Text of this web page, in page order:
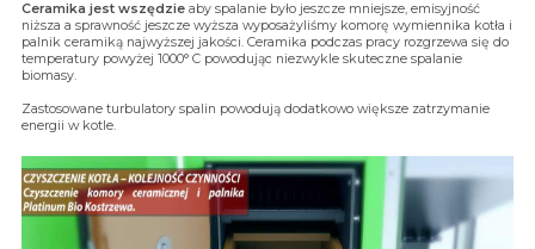
Ceramika jest wszędzie aby spalanie było jeszcze mniejsze, emisyjność
niższa a sprawność jeszcze wyższa wyposażyliśmy komorę wymiennika kotła i
palnik ceramiką najwyższej jakości. Ceramika podczas pracy rozgrzewa się do
temperatury powyżej 1000° C powodując niezwykle skuteczne spalanie
biomasy.
Zastosowane turbulatory spalin powodują dodatkowo większe zatrzymanie
energii w kotle.